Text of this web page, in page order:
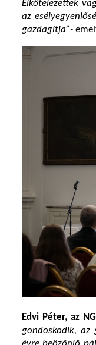
Elkötelezettek
az
gazdagítja”-
Edvi Péter, az
gondoskodik, az